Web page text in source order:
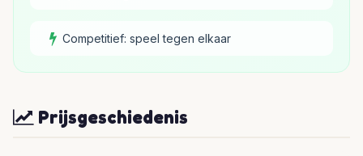
Competitief: speel tegen elkaar
Prijsgeschiedenis